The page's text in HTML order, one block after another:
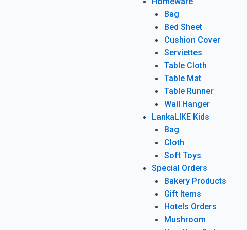
Bag
Bed Sheet
Cushion Cover
Serviettes
Table Cloth
Table Mat
Table Runner
Wall Hanger
LankaLIKE Kids
Bag
Cloth
Soft Toys
Special Orders
Bakery Products
Gift Items
Hotels Orders
Mushroom